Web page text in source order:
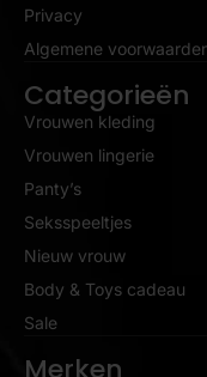
Privacy
Algemene
Categorieën
Vrouwen kleding
Vrouwen lingerie
Panty’s
Seksspeeltjes
Nieuw vrouw
Body & Toys cadeau
Sale